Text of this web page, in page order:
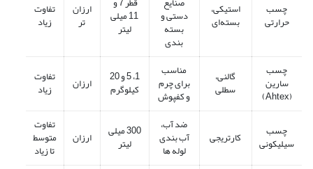
چسب
حرارتی
استیکی،
بسته‌ای دستی و
بسته‌
بندی
11 میلی
لیتر
ارزان
تر
تفاوت
زیاد
چسب
سارین
(Ahtex)
گالنی،
سطلی
مناسب
برای چرم
و کفپوش
1، 5 و 20
کیلوگرم ارزان تفاوت
زیاد
چسب
سیلیکونی کارتریجی
ضد آب،
آب ‌بندی
لوله‌ ها
300 میلی
لیتر ارزان
تفاوت
متوسط
تا زیاد